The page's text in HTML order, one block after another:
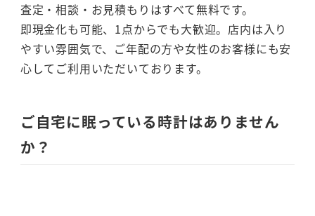
査定・相談・お見積もりはすべて無料です。
即現金化も可能、1点からでも大歓迎。店内は入り
やすい雰囲気で、ご年配の方や女性のお客様にも安
心してご利用いただいております。
ご自宅に眠っている時計はありません
か？